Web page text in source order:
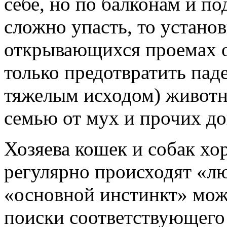
сложно упасть, то
открывающихся проемах
только предотвратить
тяжелым исходом)
семью от мух и прочих
Хозяева кошек и собак
регулярно происходят
«основной инстинкт»
поиски